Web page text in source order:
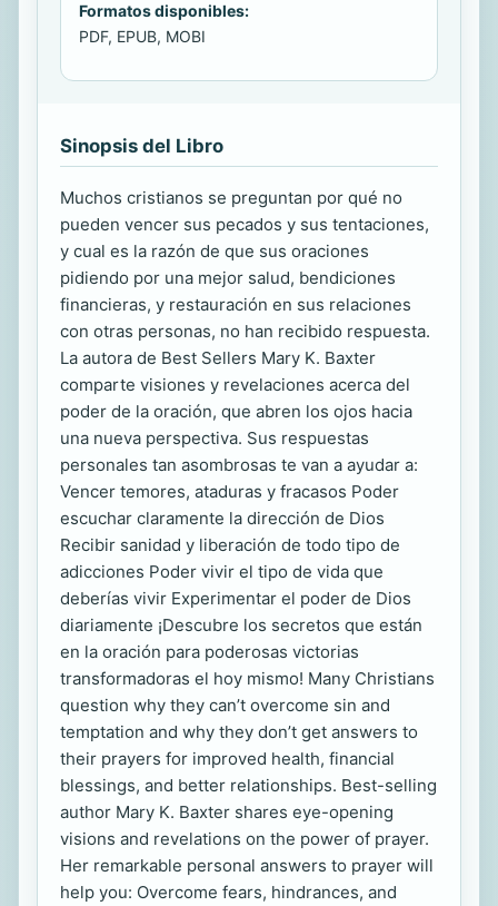
Formatos disponibles:
PDF, EPUB, MOBI
Sinopsis del Libro
Muchos cristianos se preguntan por qué no
pueden vencer sus pecados y sus tentaciones,
y cual es la razón de que sus oraciones
pidiendo por una mejor salud, bendiciones
financieras, y restauración en sus relaciones
con otras personas, no han recibido respuesta.
La autora de Best Sellers Mary K. Baxter
comparte visiones y revelaciones acerca del
poder de la oración, que abren los ojos hacia
una nueva perspectiva. Sus respuestas
personales tan asombrosas te van a ayudar a:
Vencer temores, ataduras y fracasos Poder
escuchar claramente la dirección de Dios
Recibir sanidad y liberación de todo tipo de
adicciones Poder vivir el tipo de vida que
deberías vivir Experimentar el poder de Dios
diariamente ¡Descubre los secretos que están
en la oración para poderosas victorias
transformadoras el hoy mismo! Many Christians
question why they can’t overcome sin and
temptation and why they don’t get answers to
their prayers for improved health, financial
blessings, and better relationships. Best-selling
author Mary K. Baxter shares eye-opening
visions and revelations on the power of prayer.
Her remarkable personal answers to prayer will
help you: Overcome fears, hindrances, and